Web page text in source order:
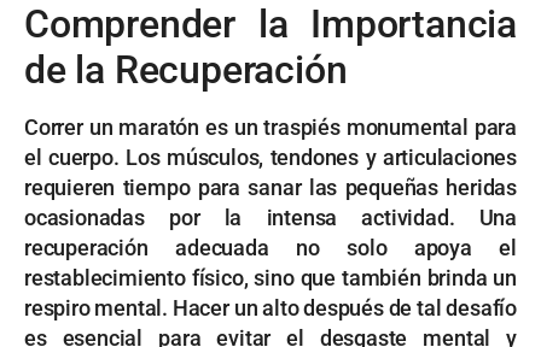
Comprender la Importancia
de la Recuperación
Correr un maratón es un traspiés monumental para
el cuerpo. Los músculos, tendones y articulaciones
requieren tiempo para sanar las pequeñas heridas
ocasionadas por la intensa actividad. Una
recuperación adecuada no solo apoya el
restablecimiento físico, sino que también brinda un
respiro mental. Hacer un alto después de tal desafío
es esencial para evitar el desgaste mental y